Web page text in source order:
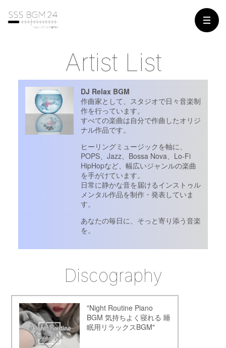
Artist List
DJ Relax BGM
作曲家として、スタジオで日々音楽制
作を行っています。
すべての楽曲は自分で作曲したオリジ
ナル作品です。
ヒーリングミュージックを軸に、
POPS、Jazz、Bossa Nova、Lo-Fi
HipHopなど、幅広いジャンルの楽曲
を手がけています。
日常に静かな音を届けるインストゥル
メンタル作品を制作・発表していま
す。
あなたの毎日に、そっと寄り添う音楽
を。
Discography
"Night Routine Piano
BGM 気持ちよく寝れる 睡
眠用リラックスBGM"